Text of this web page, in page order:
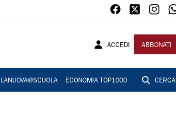
ACCEDI ABBONATI
LANUOVA@SCUOLA ECONOMIA TOP1000 CERCA